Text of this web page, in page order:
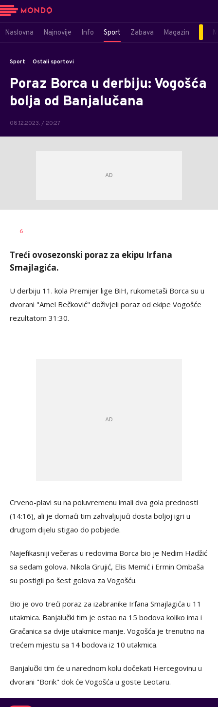
Naslovna Najnovije Info Sport Zabava Magazin
Sport Ostali sportovi
Poraz Borca u derbiju: Vogošća
bolja od Banjalučana
08.12.2023. / 20:27
AUTOR
6
Treći ovosezonski poraz za ekipu Irfana
Smajlagića.
U derbiju 11. kola Premijer lige BiH, rukometaši Borca su u
dvorani "Amel Bečković" doživjeli poraz od ekipe Vogošće
rezultatom 31:30.
Crveno-plavi su na poluvremenu imali dva gola prednosti
(14:16), ali je domaći tim zahvaljujući dosta boljoj igri u
drugom dijelu stigao do pobjede.
Najefikasniji večeras u redovima Borca bio je Nedim Hadžić
sa sedam golova. Nikola Grujić, Elis Memić i Ermin Ombaša
su postigli po šest golova za Vogošću.
Bio je ovo treći poraz za izabranike Irfana Smajlagića u 11
utakmica. Banjalučki tim je ostao na 15 bodova koliko ima i
Gračanica sa dvije utakmice manje. Vogošća je trenutno na
trećem mjestu sa 14 bodova iz 10 utakmica.
Banjalučki tim će u narednom kolu dočekati Hercegovinu u
dvorani "Borik" dok će Vogošća u goste Leotaru.